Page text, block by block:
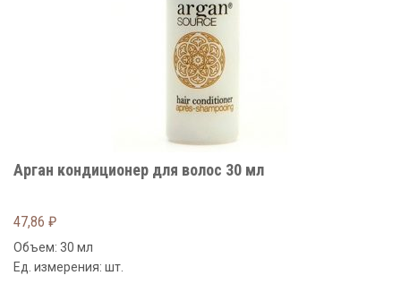
Арган кондиционер для волос 30 мл
47,86 ₽
Объем: 30 мл
Ед. измерения: шт.